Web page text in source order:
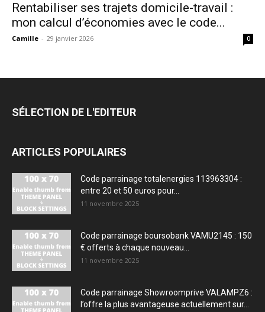
Rentabiliser ses trajets domicile-travail :
mon calcul d’économies avec le code...
Camille - 29 janvier 2026 0
SÉLECTION DE L'EDITEUR
ARTICLES POPULAIRES
Code parrainage totalenergies 113963304 :
entre 20 et 50 euros pour...
11 novembre 2025
Code parrainage boursobank VAMU2145 : 150
€ offerts à chaque nouveau...
11 novembre 2025
Code parrainage Showroomprive VALAMPZ6 :
l’offre la plus avantageuse actuellement sur...